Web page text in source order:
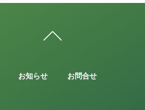
お知らせ お問合せ